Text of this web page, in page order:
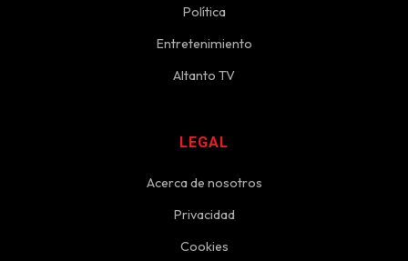
Política
Entretenimiento
Altanto TV
LEGAL
Acerca de nosotros
Privacidad
Cookies